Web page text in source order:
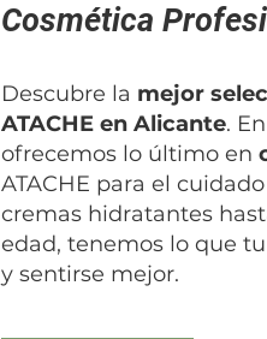
Cosmética
Descubre la mejor
ATACHE en Alicante.
ofrecemos lo último en
ATACHE para el
cremas hidratantes
edad, tenemos lo que
y sentirse mejor.